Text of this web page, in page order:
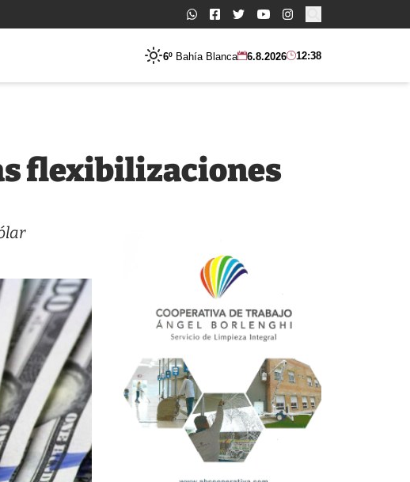
Buscar:
6º Bahía Blanca 6.8.2026 12:38
flexibilizaciones